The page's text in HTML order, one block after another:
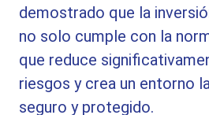
demostrado que la
no solo cumple con la
que reduce
riesgos y crea un entorno
seguro y protegido.